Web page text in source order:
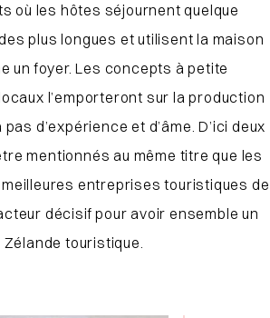
où les hôtes séjournent quelque
plus longues et utilisent la maison
un foyer.Les concepts à petite
l’emporteront sur la production
pas d’expérience et d’âme. D’ici deux
mentionnés au même titre que les
entreprises touristiques de
décisif pour avoir ensemble un
touristique.